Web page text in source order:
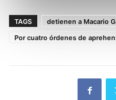
TAGS detienen a Macario
Por cuatro órdenes de